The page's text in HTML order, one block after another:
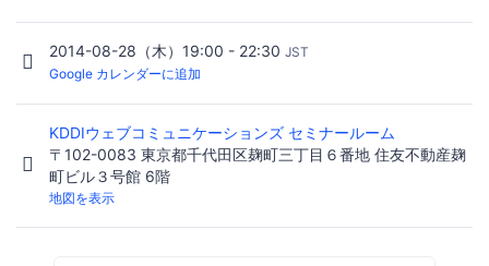
2014-08-28（木）19:00 - 22:30 JST
Google カレンダーに追加
KDDIウェブコミュニケーションズ セミナールーム
〒102-0083 東京都千代田区麹町三丁目６番地 住友不動産麹
町ビル３号館 6階
地図を表示